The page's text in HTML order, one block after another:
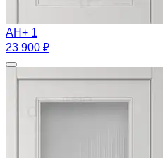
АН+ 1
23 900 ₽